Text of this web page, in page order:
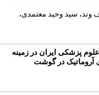
سید وحید معتمدی،
پزشکی ایران در زمینه
در گوشت